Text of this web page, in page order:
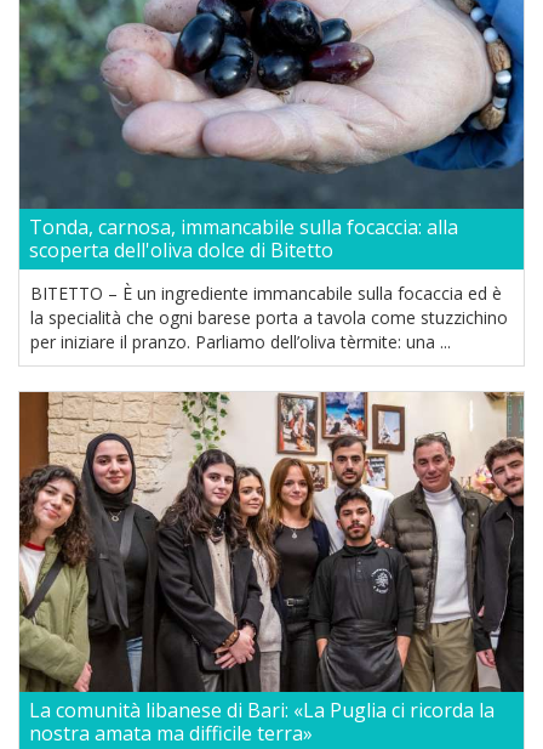
Tonda, carnosa, immancabile sulla focaccia: alla
scoperta dell'oliva dolce di Bitetto
BITETTO – È un ingrediente immancabile sulla focaccia ed è
la specialità che ogni barese porta a tavola come stuzzichino
per iniziare il pranzo. Parliamo dell’oliva tèrmite: una ...
La comunità libanese di Bari: «La Puglia ci ricorda la
nostra amata ma difficile terra»